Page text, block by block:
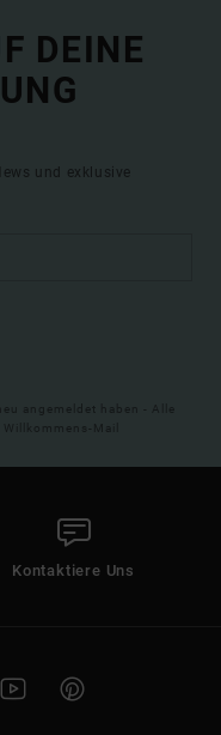
DEINE
und exklusive
angemeldet haben - Alle
Mail
Kontaktiere Uns